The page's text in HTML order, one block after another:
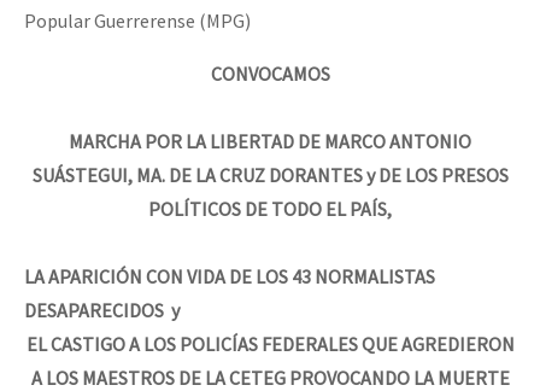
Popular Guerrerense (MPG)
CONVOCAMOS
MARCHA POR LA LIBERTAD DE MARCO ANTONIO
SUÁSTEGUI, MA. DE LA CRUZ DORANTES y DE LOS PRESOS
POLÍTICOS DE TODO EL PAÍS,
LA APARICIÓN CON VIDA DE LOS 43 NORMALISTAS
DESAPARECIDOS y
EL CASTIGO A LOS POLICÍAS FEDERALES QUE AGREDIERON
A LOS MAESTROS DE LA CETEG PROVOCANDO LA MUERTE